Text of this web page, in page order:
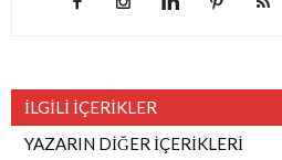
İLGİLİ İÇERİKLER
YAZARIN DİĞER İÇERİKLERİ